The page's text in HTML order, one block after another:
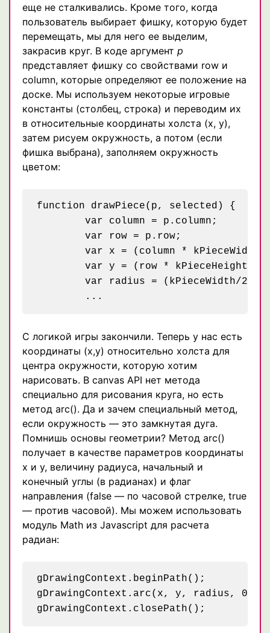
еще не сталкивались. Кроме того, когда
пользователь выбирает фишку, которую будет
перемещать, мы для него ее выделим,
закрасив круг. В коде аргумент p
представляет фишку со свойствами row и
column, которые определяют ее положение на
доске. Мы используем некоторые игровые
константы (столбец, строка) и переводим их
в относительные координаты холста (х, у),
затем рисуем окружность, а потом (если
фишка выбрана), заполняем окружность
цветом:
function drawPiece(p, selected) {
С логикой игры закончили. Теперь у нас есть
координаты (x,y) относительно холста для
центра окружности, которую хотим
нарисовать. В canvas API нет метода
специально для рисования круга, но есть
метод arc(). Да и зачем специальный метод,
если окружность — это замкнутая дуга.
Помнишь основы геометрии? Метод arc()
получает в качестве параметров координаты
x и y, величину радиуса, начальный и
конечный углы (в радианах) и флаг
направления (false — по часовой стрелке, true
— против часовой). Мы можем использовать
модуль Math из Javascript для расчета
радиан:
gDrawingContext.beginPath();
gDrawingContext.arc(x, y, radius, 0,